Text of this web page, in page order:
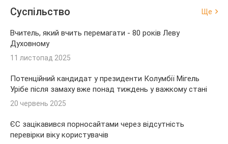
Суспільство Ще
Вчитель, який вчить перемагати - 80 років Леву
Духовному
11 листопад 2025
Потенційний кандидат у президенти Колумбії Мігель
Урібе після замаху вже понад тиждень у важкому стані
20 червень 2025
ЄС зацікавився порносайтами через відсутність
перевірки віку користувачів